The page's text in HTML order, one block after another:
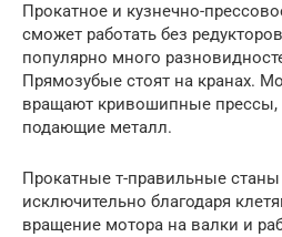
Прокатное и кузнечно-
сможет работать без
популярно много
Прямозубые стоят на кранах.
вращают кривошипные
подающие металл.
Прокатные т-правильные
исключительно благодаря
вращение мотора на валки и